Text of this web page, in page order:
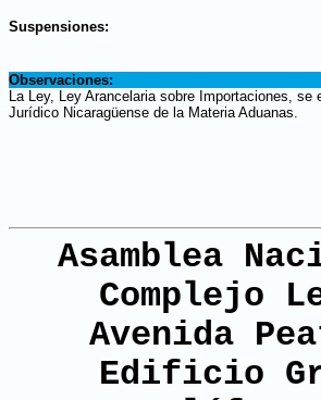
Suspensiones:
Observaciones:
La Ley, Ley Arancelaria sobre Importaciones,
Jurídico Nicaragüense de la Materia Aduanas.
Asamblea
Complejo
Avenida
Edificio